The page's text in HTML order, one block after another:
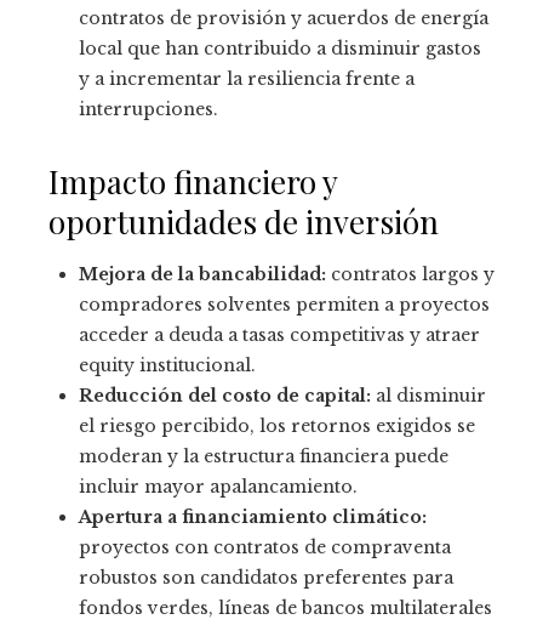
contratos de provisión y acuerdos de energía
local que han contribuido a disminuir gastos
y a incrementar la resiliencia frente a
interrupciones.
Impacto financiero y
oportunidades de inversión
Mejora de la bancabilidad: contratos largos y
compradores solventes permiten a proyectos
acceder a deuda a tasas competitivas y atraer
equity institucional.
Reducción del costo de capital: al disminuir
el riesgo percibido, los retornos exigidos se
moderan y la estructura financiera puede
incluir mayor apalancamiento.
Apertura a financiamiento climático:
proyectos con contratos de compraventa
robustos son candidatos preferentes para
fondos verdes, líneas de bancos multilaterales